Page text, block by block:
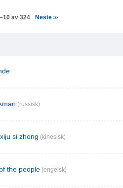
av 324 Neste >>
(russisk)
si zhong (kinesisk)
the people (engelsk)